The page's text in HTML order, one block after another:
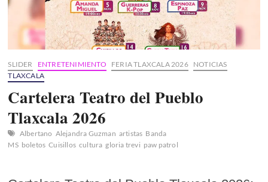
SLIDER ENTRETENIMIENTO FERIA TLAXCALA 2026
NOTICIAS
TLAXCALA
Cartelera Teatro del Pueblo
Tlaxcala 2026
Albertano Alejandra Guzman artistas Banda
MS boletos Cuisillos cultura gloria trevi paw patrol